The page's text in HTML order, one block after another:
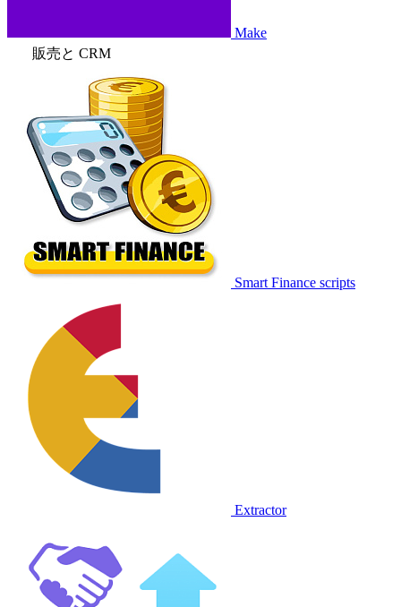
Make
販売と CRM
Smart Finance scripts
Extractor